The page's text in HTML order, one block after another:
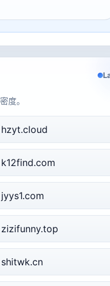
度。
hzyt.cloud
k12find.com
jyys1.com
zizifunny.top
shitwk.cn